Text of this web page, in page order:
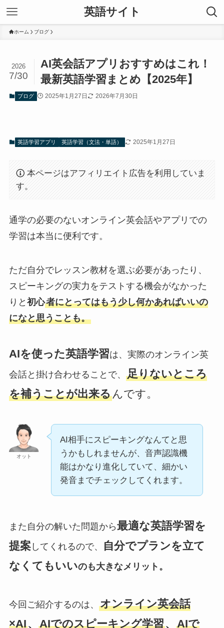
英語サイト
ホーム ブログ
AI英会話アプリおすすめはこれ！
最新英語学習まとめ【2025年】
2026
7/30
ブログ 2025年1月27日 2026年7月30日
英語学習アプリ 英語学習（文法・単語） 2025年1月27日
本ページはアフィリエイト広告を利用していま
す。
通学の必要のないオンライン英会話やアプリでの
学習は本当に便利です。
ただ自分でレッスン教材を選ぶ必要があったり、
スピーキングの実力をテストする機会がなかった
りと 初心者にとってはもう少し何かあればいいの
になと思うことも。
AIを使った英語学習は、実際のオンライン英
会話と掛け合わせることで、 足りないところ
を補うことが出来るんです。
オット
AI相手にスピーキングなんてと思
うかもしれませんが、音声認識機
能はかなり進化していて、細かい
発音までチェックしてくれます。
また自分の解いた問題から最適な英語学習を
提案してくれるので、
自分でプランを立て
なくてもいいのも大きなメリット。
今回ご紹介するのは、 オンライン英会話
×AI、 AIでのスピーキング学習、 AIで